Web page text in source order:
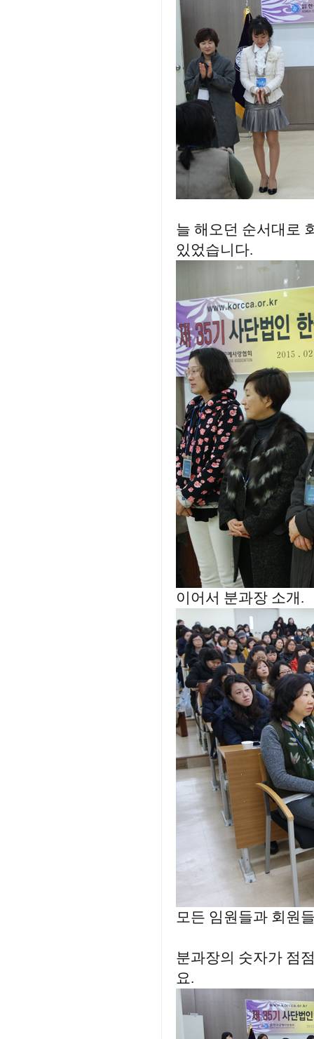
늘 해오던 순서대로
있었습니다.
이어서 분과장 소개.
모든 임원들과 회원
분과장의 숫자가 점
요.